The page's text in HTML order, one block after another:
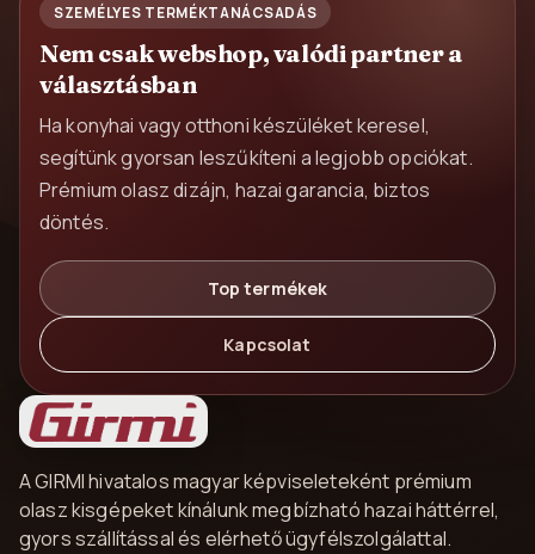
SZEMÉLYES TERMÉKTANÁCSADÁS
Nem csak webshop, valódi partner a
választásban
Ha konyhai vagy otthoni készüléket keresel,
segítünk gyorsan leszűkíteni a legjobb opciókat.
Prémium olasz dizájn, hazai garancia, biztos
döntés.
Top termékek
Kapcsolat
A GIRMI hivatalos magyar képviseleteként prémium
olasz kisgépeket kínálunk megbízható hazai háttérrel,
gyors szállítással és elérhető ügyfélszolgálattal.